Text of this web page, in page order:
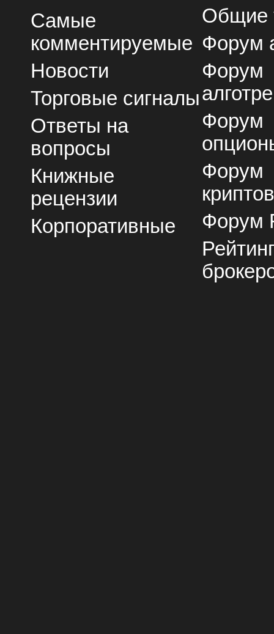
Самые
комментируемые
Новости
Торговые сигналы
Ответы на
вопросы
Книжные
рецензии
Корпоративные
Общие
Форум
Форум
Форум
Форум
Форум